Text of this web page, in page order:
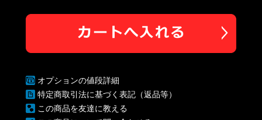
オプションの値段詳細
特定商取引法に基づく表記（返品等）
この商品を友達に教える